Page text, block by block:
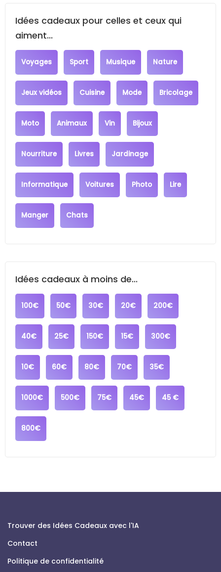
Idées cadeaux pour celles et ceux qui
aiment...
Voyages Sport Musique Nature
Jeux vidéos Cuisine Mode Bricolage
Moto Animaux Vin Bijoux
Nourriture Livres Jardinage
Informatique Voitures Photo Lire
Manger Chats
Idées cadeaux à moins de...
100€ 50€ 30€ 20€ 200€
40€ 25€ 150€ 15€ 300€
10€ 60€ 80€ 70€ 35€
1000€ 500€ 75€ 45€ 45 €
800€
Trouver des Idées Cadeaux avec l'IA
Contact
Politique de confidentialité